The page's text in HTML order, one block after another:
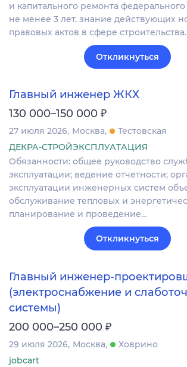
и капитального ремонта
не менее 3 лет, знание действующих
правовых актов в сфере строительства.
Откликнуться
Главный инженер ЖКХ
130 000–150 000 ₽
27 июля 2026 Москва
Тестовская
ДЕКРА-СТРОЙЭКСПЛУАТАЦИЯ
Обязанности: общее руководство
эксплуатации; ведение отчетности;
эксплуатации инженерных систем
обслуживание тепловых и
планирование и проведение…
Откликнуться
Главный
(электроснабжение и
системы)
200 000–250 000 ₽
29 июля 2026 Москва
Ховрино
jobcart